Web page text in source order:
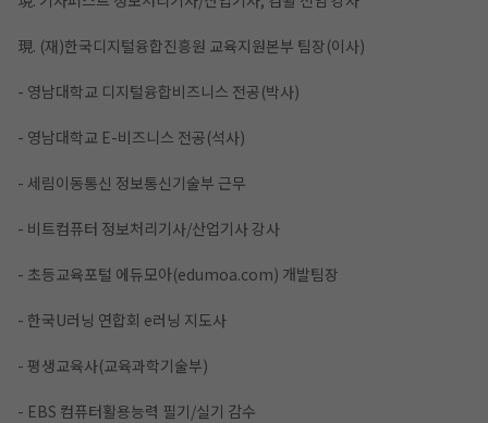
現. (재)한국디지털융합진흥원 교육지원본부 팀장(이사)
- 영남대학교 디지털융합비즈니스 전공(박사)
- 영남대학교 E-비즈니스 전공(석사)
- 세림이동통신 정보통신기술부 근무
- 비트컴퓨터 정보처리기사/산업기사 강사
- 초등교육포털 에듀모아(edumoa.com) 개발팀장
- 한국U러닝 연합회 e러닝 지도사
- 평생교육사(교육과학기술부)
- EBS 컴퓨터활용능력 필기/실기 감수